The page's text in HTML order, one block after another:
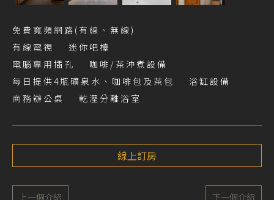
免費寬頻網路(有線、無線)
有線電視 迷你吧檯
電腦專用插孔 咖啡/茶沖煮設備
每日提供4瓶礦泉水、咖啡包及茶包 浴缸設備
商務辦公桌 乾溼分離浴室
線上訂房
下一個介紹
上一個介紹